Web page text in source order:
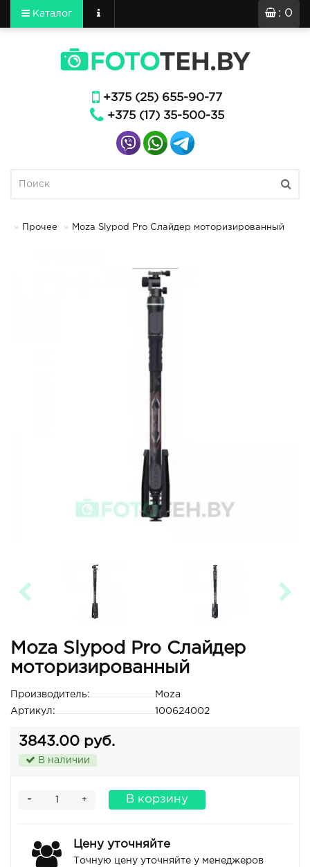
: 0
Каталог
+375 (25) 655-90-77
+375 (17) 35-500-35
Прочее Moza Slypod Pro Слайдер моторизированный
Moza Slypod Pro Слайдер
моторизированный
Производитель:
Moza
Артикул:
100624002
3843.00 руб.
В наличии
+
- В корзину
Цену уточняйте
Точную цену уточняйте у менеджеров